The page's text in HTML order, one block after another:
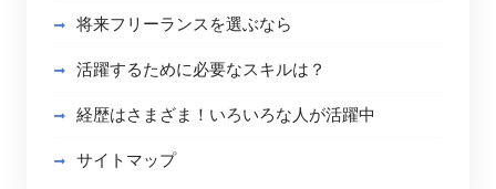
将来フリーランスを選ぶなら
活躍するために必要なスキルは？
経歴はさまざま！いろいろな人が活躍中
サイトマップ